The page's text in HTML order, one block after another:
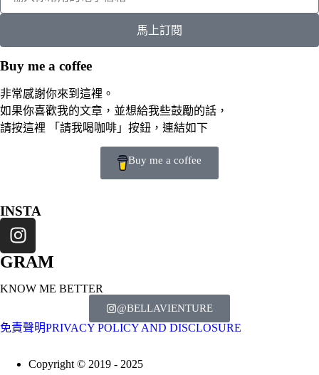
馬上訂閱
Buy me a coffee
非常感謝你來到這裡。
如果你喜歡我的文章，並想給我些鼓勵的話，
請按這裡 「請我喝咖啡」按鈕，連結如下
Buy me a coffee
INSTA
GRAM
KNOW ME BETTER
@BELLAVIENTURE
免責聲明PRIVACY POLICY AND DISCLOSURE
Copyright © 2019 - 2025